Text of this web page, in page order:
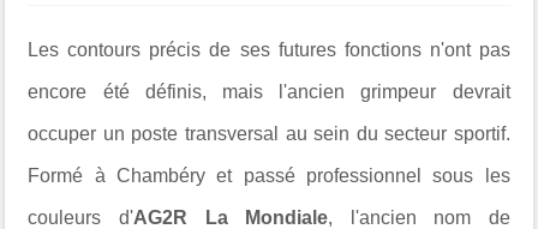
Les contours précis de ses futures fonctions n'ont pas
encore été définis, mais l'ancien grimpeur devrait
occuper un poste transversal au sein du secteur sportif.
Formé à Chambéry et passé professionnel sous les
couleurs d'AG2R La Mondiale, l'ancien nom de